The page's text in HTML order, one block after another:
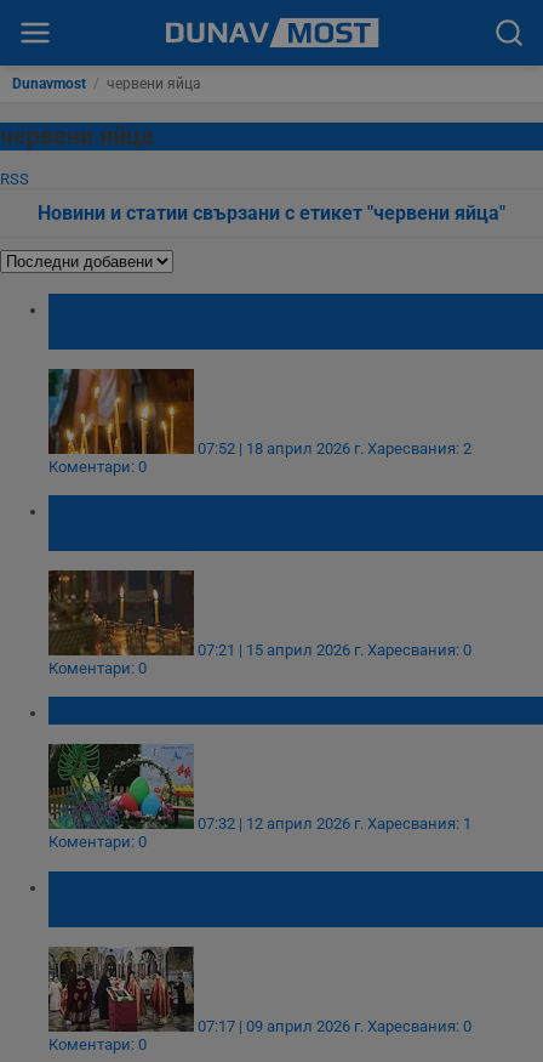
Dunavmost / червени яйца
червени яйца
RSS
Новини и статии свързани с етикет "червени яйца"
07:52 | 18 април 2026 г. Харесвания: 2
Коментари: 0
07:21 | 15 април 2026 г. Харесвания: 0
Коментари: 0
07:32 | 12 април 2026 г. Харесвания: 1
Коментари: 0
07:17 | 09 април 2026 г. Харесвания: 0
Коментари: 0